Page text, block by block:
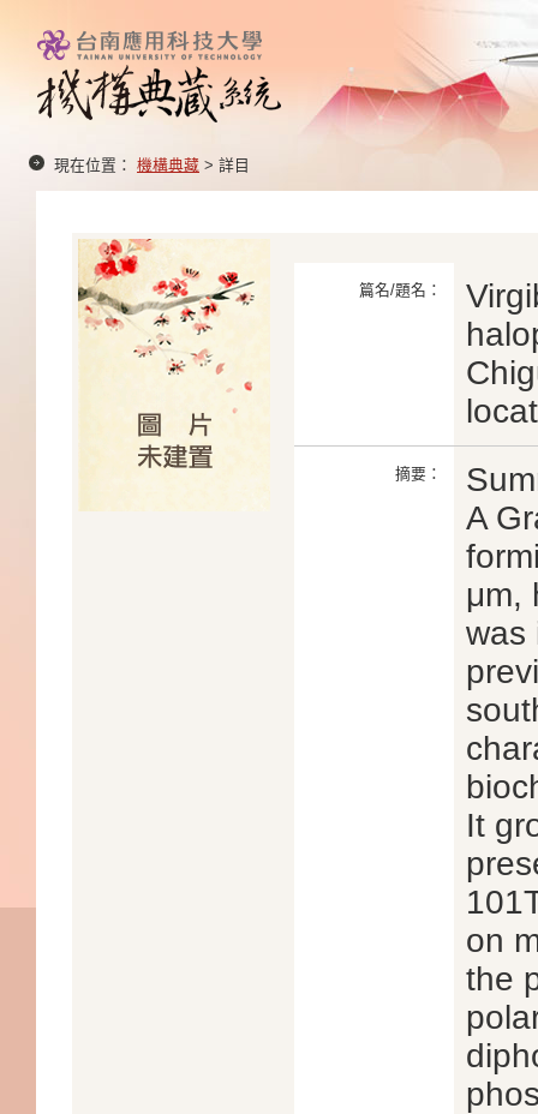
現在位置： 機構典藏 > 詳目
篇名/題名：
摘要：
A
μm,
was
It
on
the